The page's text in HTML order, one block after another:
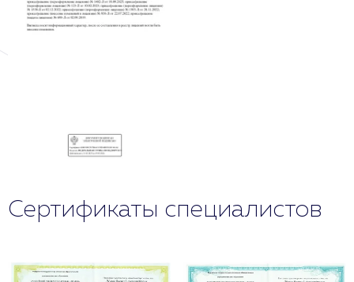
Сертификаты специалистов